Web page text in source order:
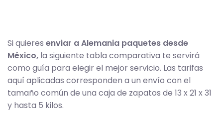
Si quieres enviar a Alemania paquetes desde
México, la siguiente tabla comparativa te servirá
como guía para elegir el mejor servicio. Las tarifas
aquí aplicadas corresponden a un envío con el
tamaño común de una caja de zapatos de 13 x 21 x 31
y hasta 5 kilos.